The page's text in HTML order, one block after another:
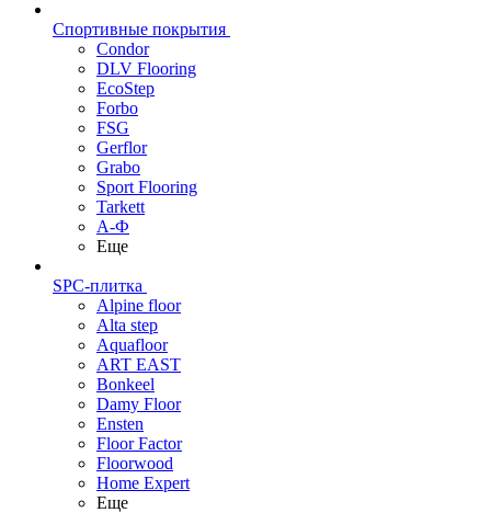
Спортивные покрытия
Condor
DLV Flooring
EcoStep
Forbo
FSG
Gerflor
Grabo
Sport Flooring
Tarkett
А-Ф
Еще
SPC-плитка
Alpine floor
Alta step
Aquafloor
ART EAST
Bonkeel
Damy Floor
Ensten
Floor Factor
Floorwood
Home Expert
Еще